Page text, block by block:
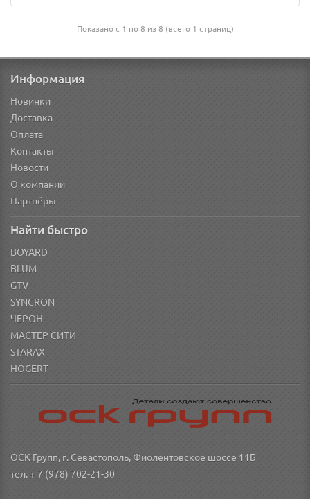
Показано с 1 по 8 из 8 (всего 1 страниц)
Информация
Новинки
Доставка
Оплата
Контакты
Новости
О компании
Партнёры
Найти быстро
BOYARD
BLUM
GTV
SYNCRON
ЧЕРОН
МАСТЕР СИТИ
STARAX
HOGERT
ОСК Групп, г. Севастополь, Фиолентовское шоссе 11Б
тел. + 7 (978) 702-21-30